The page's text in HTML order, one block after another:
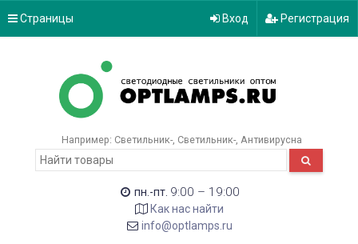
Страницы Вход Регистрация
Например: Светильник- Светильник- Антивирусна
пн.-пт. 9:00 – 19:00
Как нас найти
info@optlamps.ru